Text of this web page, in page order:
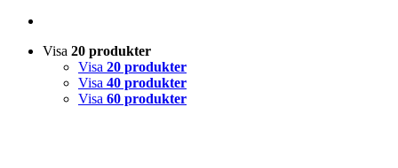
Visa 20 produkter
Visa 20 produkter
Visa 40 produkter
Visa 60 produkter